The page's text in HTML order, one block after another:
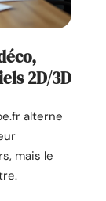
2D/3D
alterne
mais le